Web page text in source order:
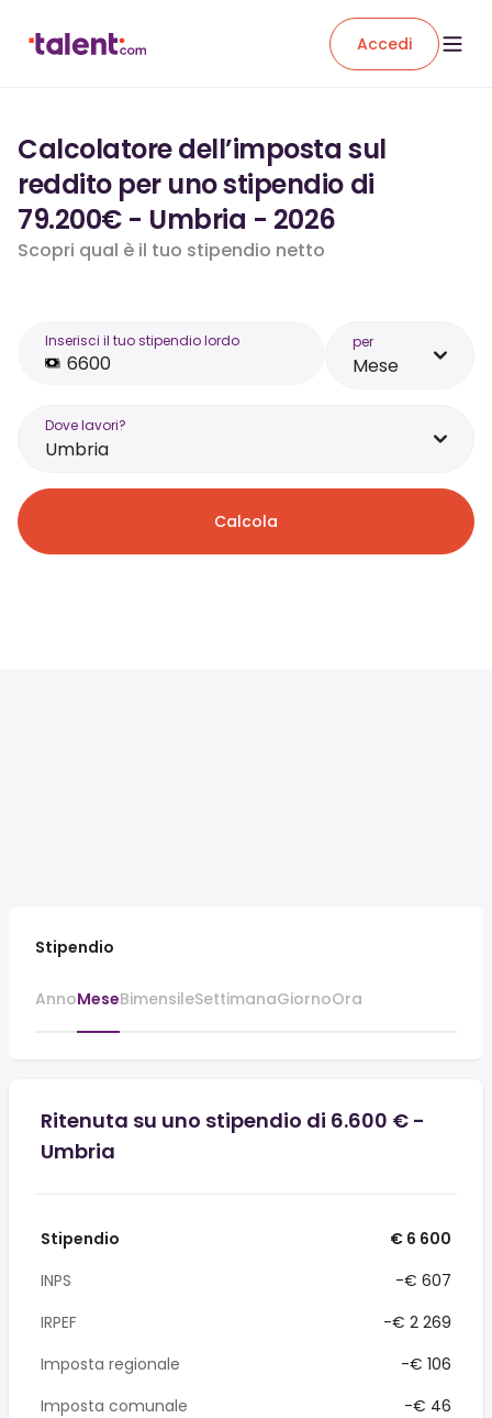
Accedi
Calcolatore dell’imposta sul
reddito per uno stipendio di
79.200€ - Umbria - 2026
Scopri qual è il tuo stipendio netto
Inserisci il tuo stipendio lordo per
Mese
Dove lavori?
Umbria
Calcola
Stipendio
AnnoMeseBimensileSettimanaGiornoOra
Ritenuta su uno stipendio di 6.600 € -
Umbria
Stipendio
€ 6 600
INPS
-€ 607
IRPEF
-€ 2 269
Imposta regionale
-€ 106
Imposta comunale
-€ 46